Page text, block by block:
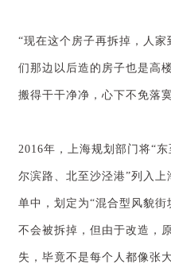
“现在这个房子再拆掉，人
们那边以后造的房子也是高
搬得干干净净，心下不免落寞
2016年，上海规划部门将“
尔滨路、北至沙泾港”列入
单中，划定为“混合型风貌
不会被拆掉，但由于改造，
失，毕竟不是每个人都像张